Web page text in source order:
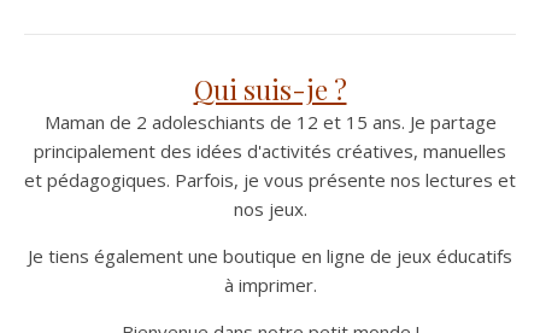
Qui suis-je ?
Maman de 2 adoleschiants de 12 et 15 ans. Je partage
principalement des idées d'activités créatives, manuelles
et pédagogiques. Parfois, je vous présente nos lectures et
nos jeux.
Je tiens également une boutique en ligne de jeux éducatifs
à imprimer.